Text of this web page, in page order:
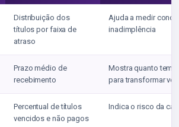
Distribuição dos
títulos por faixa de
atraso
Ajuda a medir
inadimplência
Prazo médio de
recebimento
Mostra quanto
para transformar
Percentual de títulos
vencidos e não pagos
Indica o risco da